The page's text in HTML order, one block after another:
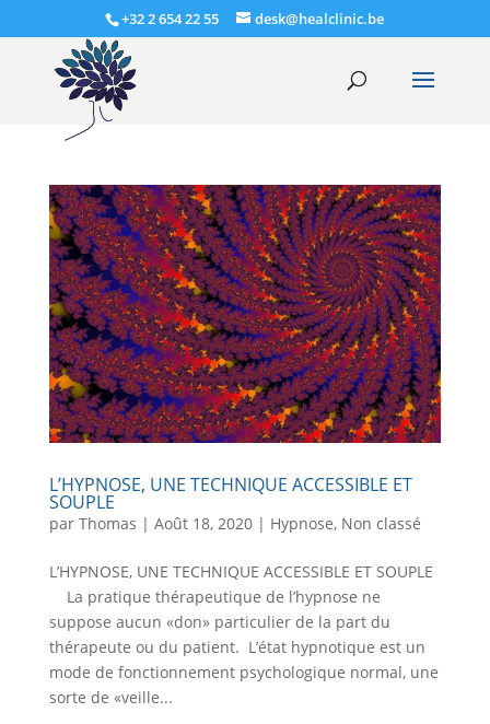
+32 2 654 22 55 desk@healclinic.be
L’HYPNOSE, UNE TECHNIQUE ACCESSIBLE ET
SOUPLE
par Thomas | Août 18, 2020| Hypnose, Non classé
L’HYPNOSE, UNE TECHNIQUE ACCESSIBLE ET SOUPLE
La pratique thérapeutique de l’hypnose ne
suppose aucun «don» particulier de la part du
thérapeute ou du patient. L’état hypnotique est un
mode de fonctionnement psychologique normal, une
sorte de «veille...